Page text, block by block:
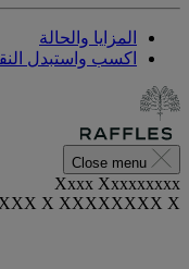
المزايا والحالة
اكسب واستبدل
Close menu
Xxxx Xxxxxxxxx
X XXXXXXXX X